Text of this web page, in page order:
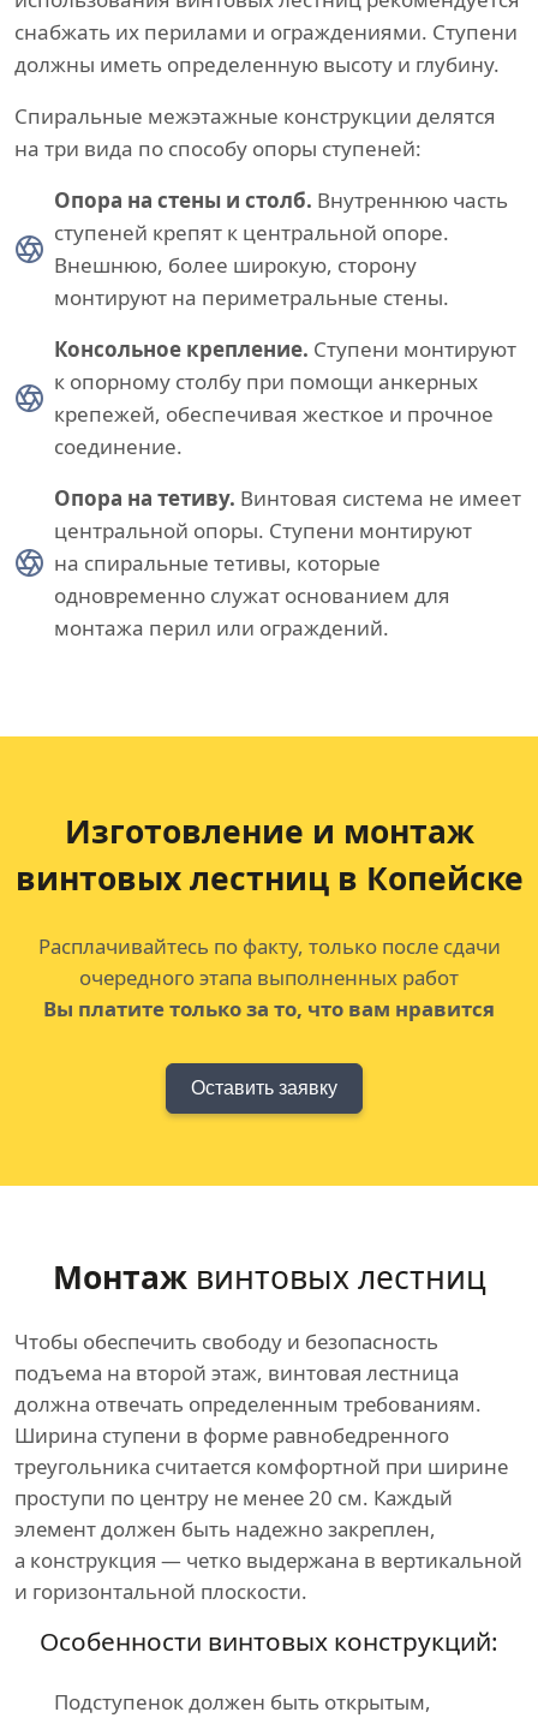
снабжать их перилами и ограждениями. Ступени
должны иметь определенную высоту и глубину.
Спиральные межэтажные конструкции делятся
на три вида по способу опоры ступеней:
Опора на стены и столб. Внутреннюю часть
ступеней крепят к центральной опоре.
Внешнюю, более широкую, сторону
монтируют на периметральные стены.
Консольное крепление. Ступени монтируют
к опорному столбу при помощи анкерных
крепежей, обеспечивая жесткое и прочное
соединение.
Опора на тетиву. Винтовая система не имеет
центральной опоры. Ступени монтируют
на спиральные тетивы, которые
одновременно служат основанием для
монтажа перил или ограждений.
Изготовление и монтаж
винтовых лестниц в Копейске
Расплачивайтесь по факту, только после сдачи
очередного этапа выполненных работ
Вы платите только за то, что вам нравится
Оставить заявку
Монтажвинтовых лестниц
Чтобы обеспечить свободу и безопасность
подъема на второй этаж, винтовая лестница
должна отвечать определенным требованиям.
Ширина ступени в форме равнобедренного
треугольника считается комфортной при ширине
проступи по центру не менее 20 см. Каждый
элемент должен быть надежно закреплен,
а конструкция — четко выдержана в вертикальной
и горизонтальной плоскости.
Особенности винтовых конструкций:
Подступенок должен быть открытым,